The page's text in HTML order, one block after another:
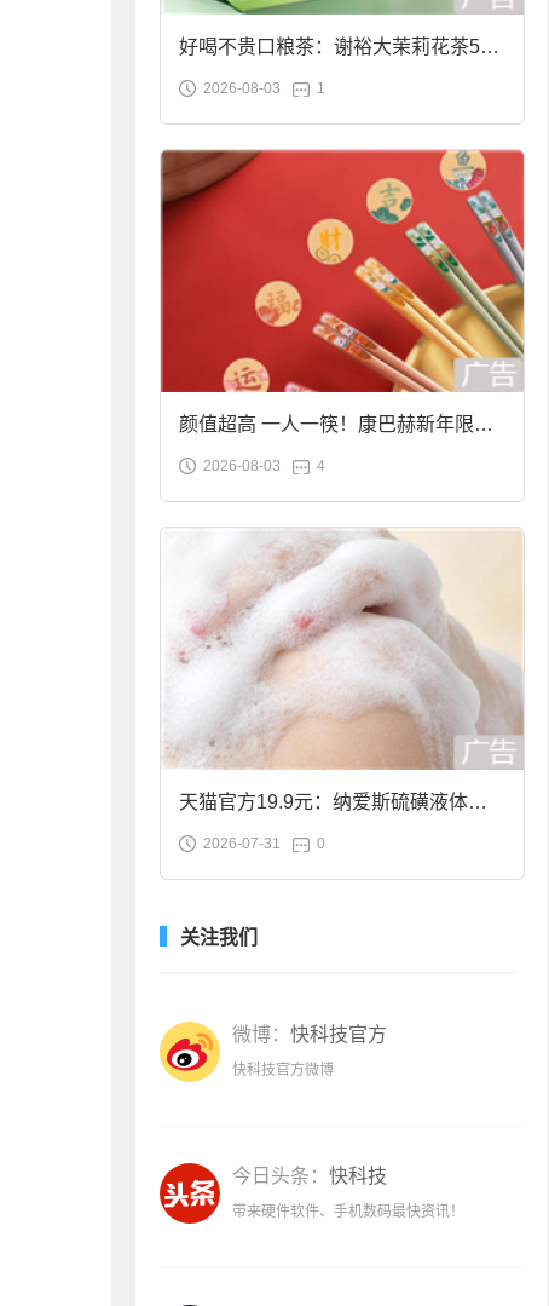
好喝不贵口粮茶：谢裕大茉莉花茶50g
袋装9.9元到手
2026-08-03 1
颜值超高 一人一筷！康巴赫新年限定
合金筷子大促：19.9元
2026-08-03 4
天猫官方19.9元：纳爱斯硫磺液体香
皂2斤大促
2026-07-31 0
关注我们
微博： 快科技官方
快科技官方微博
今日头条： 快科技
带来硬件软件、手机数码最快资讯！